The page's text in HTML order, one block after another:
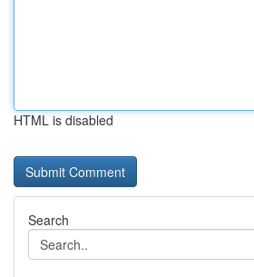
HTML is disabled
Search